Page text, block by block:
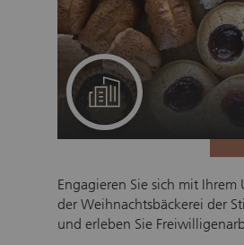
Ein Projekt für Ihr Team
Engagieren Sie sich mit Ihrem
der Weihnachtsbäckerei der
und erleben Sie